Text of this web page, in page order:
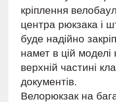
кріплення
центра рюкзака і
буде надійно
намет в цій моделі
верхній частині
документів.
Велорюкзак на